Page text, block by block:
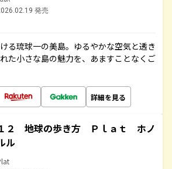
発売
る琉球一の美島。ゆるやかな空気と透き
た小さな島の魅力を、あますことなくご
詳細を見る
２ 地球の歩き方 Ｐｌａｔ ホノ
ル